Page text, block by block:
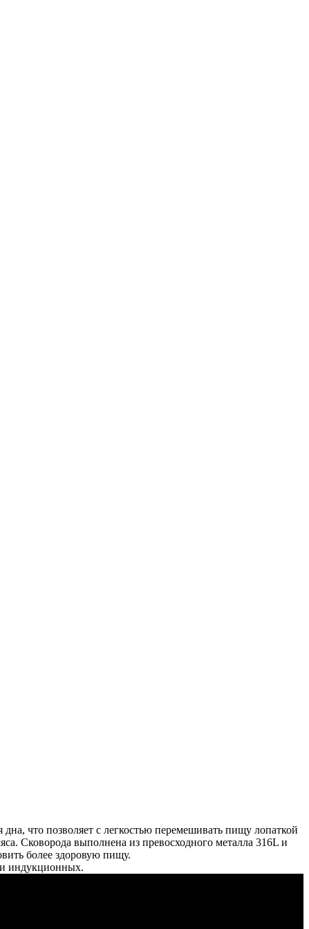
что позволяет с легкостью перемешивать пищу лопаткой
Сковорода выполнена из превосходного металла 316L и
более здоровую пищу.
и индукционных.